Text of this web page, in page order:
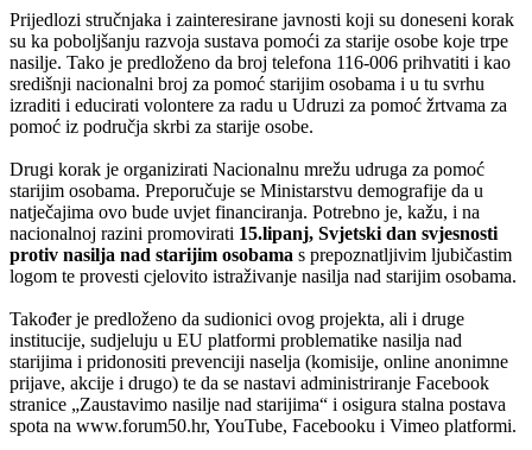
Prijedlozi stručnjaka i zainteresirane javnosti koji su doneseni korak
su ka poboljšanju razvoja sustava pomoći za starije osobe koje trpe
nasilje. Tako je predloženo da broj telefona 116-006 prihvatiti i kao
središnji nacionalni broj za pomoć starijim osobama i u tu svrhu
izraditi i educirati volontere za radu u Udruzi za pomoć žrtvama za
pomoć iz područja skrbi za starije osobe.
Drugi korak je organizirati Nacionalnu mrežu udruga za pomoć
starijim osobama. Preporučuje se Ministarstvu demografije da u
natječajima ovo bude uvjet financiranja. Potrebno je, kažu, i na
nacionalnoj razini promovirati 15.lipanj, Svjetski dan svjesnosti
protiv nasilja nad starijim osobama s prepoznatljivim ljubičastim
logom te provesti cjelovito istraživanje nasilja nad starijim osobama.
Također je predloženo da sudionici ovog projekta, ali i druge
institucije, sudjeluju u EU platformi problematike nasilja nad
starijima i pridonositi prevenciji naselja (komisije, online anonimne
prijave, akcije i drugo) te da se nastavi administriranje Facebook
stranice „Zaustavimo nasilje nad starijima“ i osigura stalna postava
spota na www.forum50.hr, YouTube, Facebooku i Vimeo platformi.